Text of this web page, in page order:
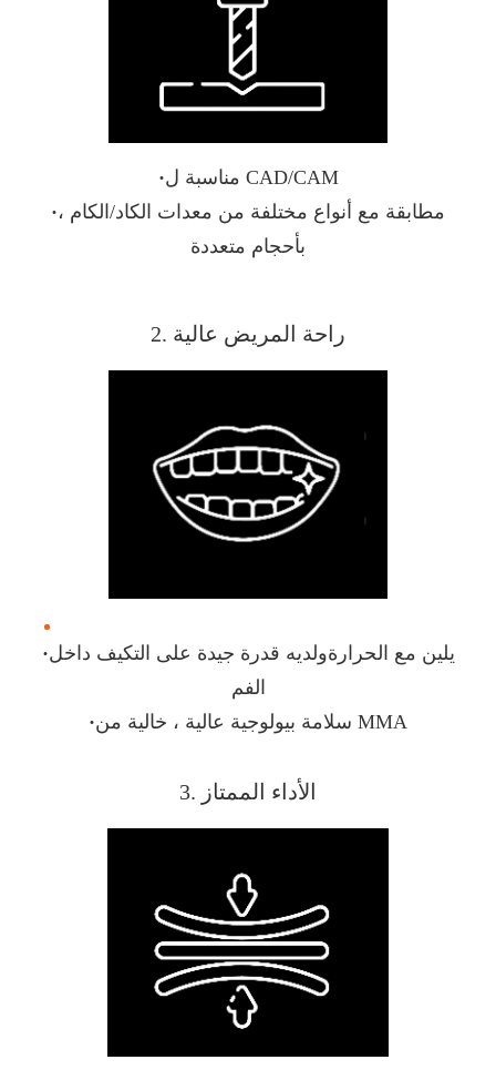
·
مناسبة ل CAD/CAM
·مطابقة مع أنواع مختلفة من معدات الكاد/الكام ،
بأحجام متعددة
2. راحة المريض عالية
·يلين مع الحرارةولديه قدرة جيدة على التكيف داخل
الفم
·
سلامة بيولوجية عالية ، خالية من MMA
3. الأداء الممتاز